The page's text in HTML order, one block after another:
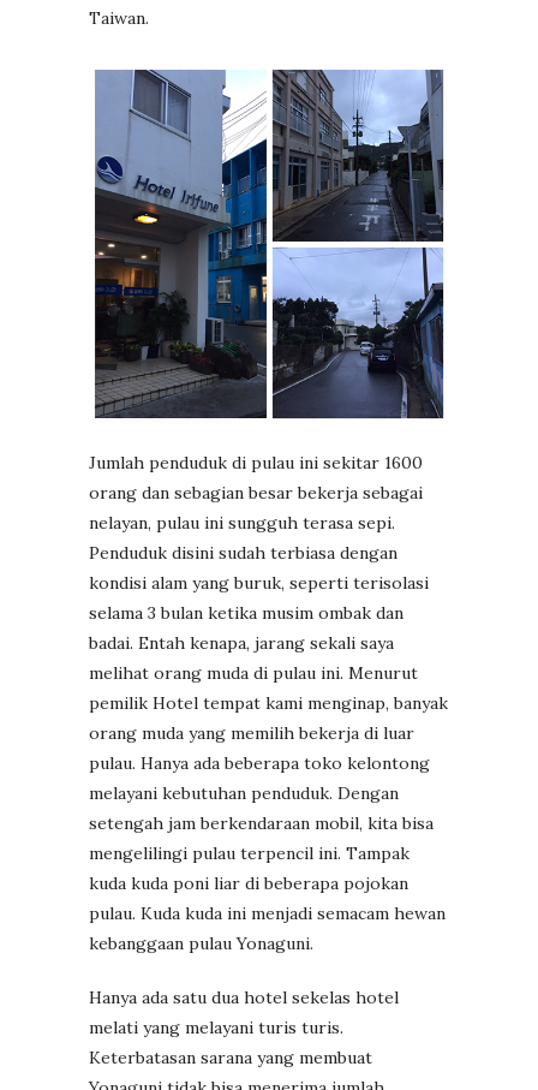
Taiwan.
Jumlah penduduk di pulau ini sekitar 1600
orang dan sebagian besar bekerja sebagai
nelayan, pulau ini sungguh terasa sepi.
Penduduk disini sudah terbiasa dengan
kondisi alam yang buruk, seperti terisolasi
selama 3 bulan ketika musim ombak dan
badai. Entah kenapa, jarang sekali saya
melihat orang muda di pulau ini. Menurut
pemilik Hotel tempat kami menginap, banyak
orang muda yang memilih bekerja di luar
pulau. Hanya ada beberapa toko kelontong
melayani kebutuhan penduduk. Dengan
setengah jam berkendaraan mobil, kita bisa
mengelilingi pulau terpencil ini. Tampak
kuda kuda poni liar di beberapa pojokan
pulau. Kuda kuda ini menjadi semacam hewan
kebanggaan pulau Yonaguni.
Hanya ada satu dua hotel sekelas hotel
melati yang melayani turis turis.
Keterbatasan sarana yang membuat